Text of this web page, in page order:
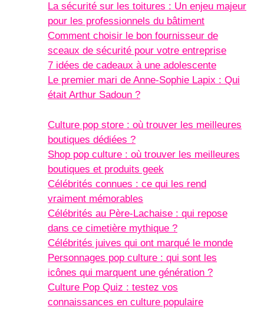
La sécurité sur les toitures : Un enjeu majeur
pour les professionnels du bâtiment
Comment choisir le bon fournisseur de
sceaux de sécurité pour votre entreprise
7 idées de cadeaux à une adolescente
Le premier mari de Anne-Sophie Lapix : Qui
était Arthur Sadoun ?
Culture pop store : où trouver les meilleures
boutiques dédiées ?
Shop pop culture : où trouver les meilleures
boutiques et produits geek
Célébrités connues : ce qui les rend
vraiment mémorables
Célébrités au Père-Lachaise : qui repose
dans ce cimetière mythique ?
Célébrités juives qui ont marqué le monde
Personnages pop culture : qui sont les
icônes qui marquent une génération ?
Culture Pop Quiz : testez vos
connaissances en culture populaire